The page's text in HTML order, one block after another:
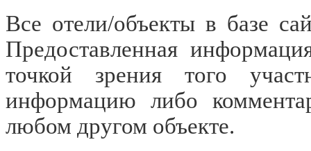
Все отели/объекты в базе
Предоставленная
точкой зрения того
информацию либо
любом другом объекте.